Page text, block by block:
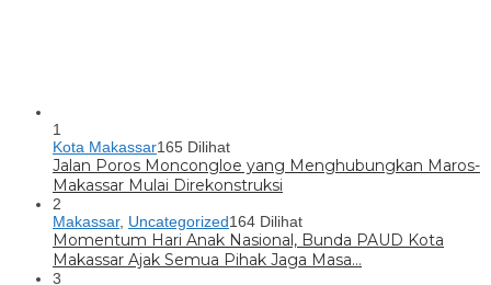
1
Kota Makassar165 Dilihat
Jalan Poros Moncongloe yang Menghubungkan Maros-
Makassar Mulai Direkonstruksi
2
Makassar, Uncategorized164 Dilihat
Momentum Hari Anak Nasional, Bunda PAUD Kota
Makassar Ajak Semua Pihak Jaga Masa…
3